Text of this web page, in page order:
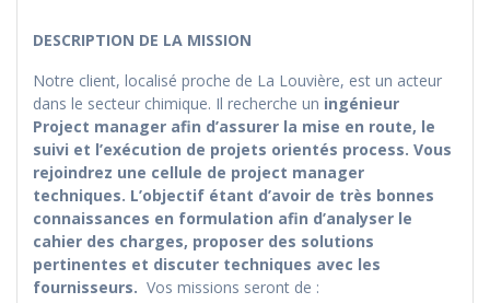
DESCRIPTION DE LA MISSION
Notre client, localisé proche de La Louvière, est un acteur
dans le secteur chimique. Il recherche un ingénieur
Project manager afin d’assurer la mise en route, le
suivi et l’exécution de projets orientés process. Vous
rejoindrez une cellule de project manager
techniques. L’objectif étant d’avoir de très bonnes
connaissances en formulation afin d’analyser le
cahier des charges, proposer des solutions
pertinentes et discuter techniques avec les
fournisseurs. Vos missions seront de :